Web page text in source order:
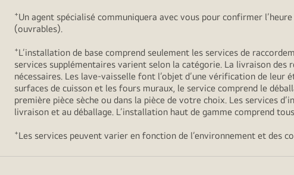
+Un agent spécialisé communiquera avec vous pour confirmer
(ouvrables).
+L’installation de base comprend seulement les services de
services supplémentaires varient selon la catégorie. La livraison
nécessaires. Les lave-vaisselle font l’objet d’une vérification de leur
surfaces de cuisson et les fours muraux, le service comprend le
première pièce sèche ou dans la pièce de votre choix. Les services
livraison et au déballage. L’installation haut de gamme comprend
+Les services peuvent varier en fonction de l’environnement et des